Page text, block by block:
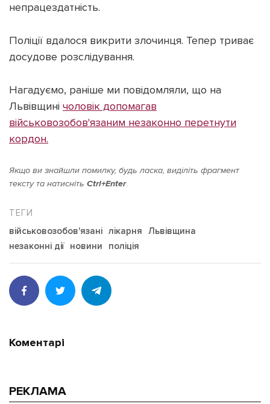
непрацездатність.
Поліції вдалося викрити злочинця. Тепер триває
досудове розслідування.
Нагадуємо, раніше ми повідомляли, що на
Львівщині чоловік допомагав
військовозобов'язаним незаконно перетнути
кордон.
Якщо ви знайшли помилку, будь ласка, виділіть фрагмент
тексту та натисніть Ctrl+Enter.
військовозобов'язані лікарня
Львівщина
незаконні дії
новини поліція
Коментарі
РЕКЛАМА